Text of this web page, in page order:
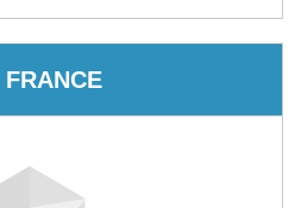
FRANCE